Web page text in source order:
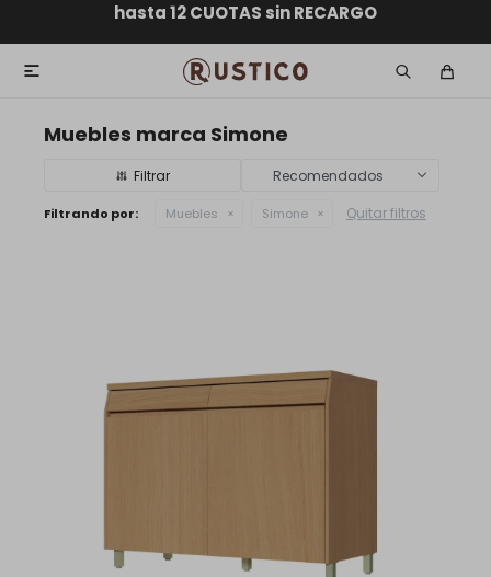
ENVÍOS A TODO EL PAÍS
GARANTÍA DE DEVOLUCIÓN
hasta 12 CUOTAS sin RECARGO
ENVÍO GRATIS dentro de MONTEVIDEO en compras

Muebles marca Simone
Recomendados
Filtrando por: Muebles Simone Quitar filtros